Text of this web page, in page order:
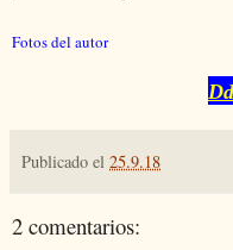
Fotos del autor
Publicado el 25.9.18
2 comentarios: